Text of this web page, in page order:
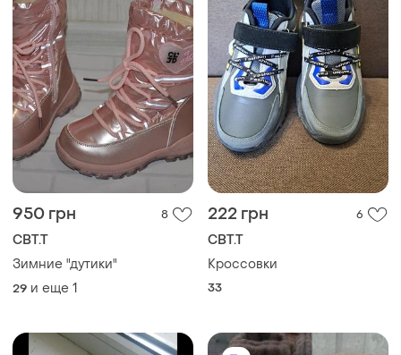
950 грн 8
СВТ.Т
Зимние "дутики"
29 и еще 1
222 грн 6
СВТ.Т
Кроссовки
33